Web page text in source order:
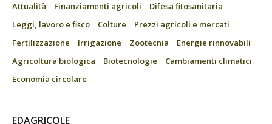
Attualità Finanziamenti agricoli
Difesa fitosanitaria
Leggi, lavoro e fisco
Colture
Prezzi agricoli e mercati
Fertilizzazione
Irrigazione Zootecnia
Energie rinnovabili
Agricoltura biologica
Biotecnologie
Cambiamenti climatici
Economia circolare
EDAGRICOLE